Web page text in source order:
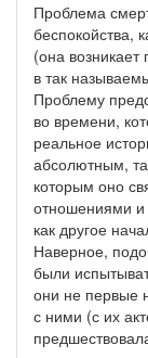
Проблема
беспокойства,
(она
в так
Проблему
во времени,
реальное
абсолютным,
которым оно
отношениями и
как другое
Наверное,
были
они не первые
с ними (с их